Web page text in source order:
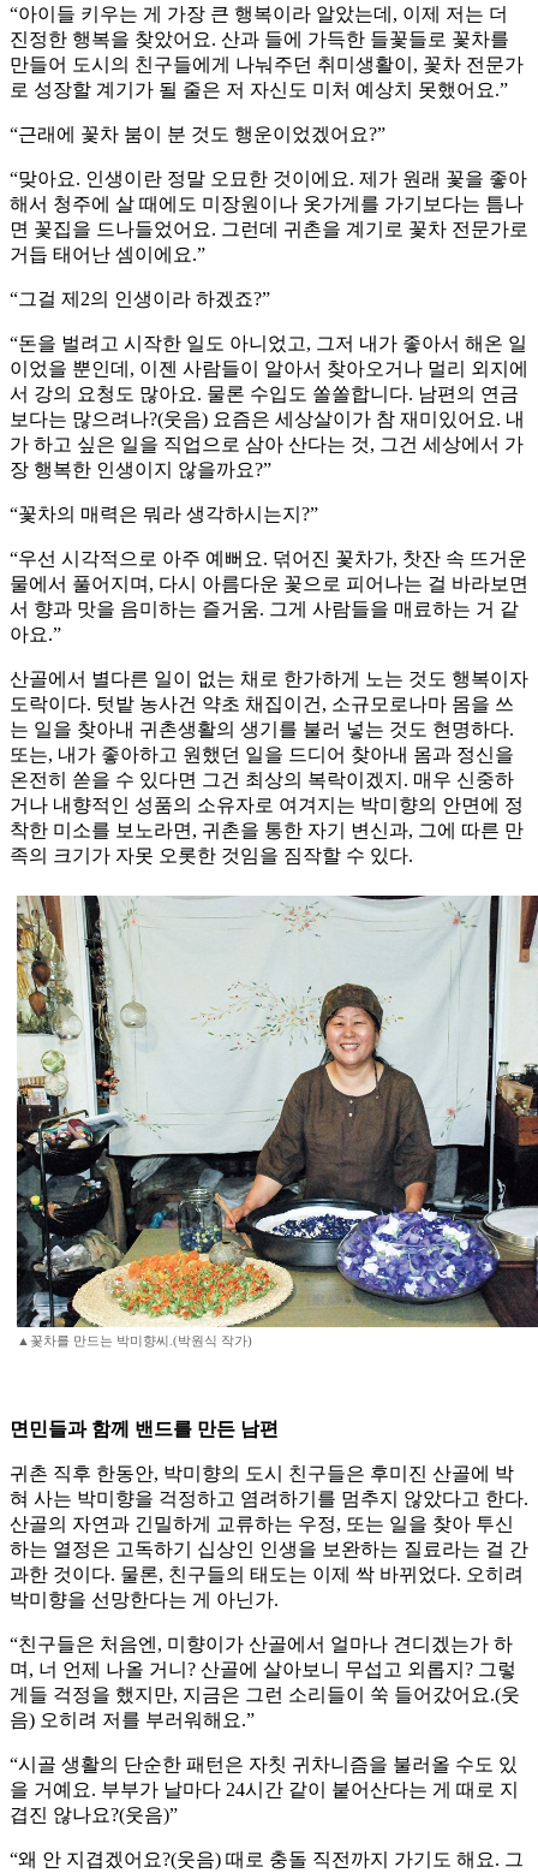
“아이들 키우는 게 가장 큰 행복이라 알았는데, 이제 저는 더
진정한 행복을 찾았어요. 산과 들에 가득한 들꽃들로 꽃차를
만들어 도시의 친구들에게 나눠주던 취미생활이, 꽃차 전문가
로 성장할 계기가 될 줄은 저 자신도 미처 예상치 못했어요.”
“근래에 꽃차 붐이 분 것도 행운이었겠어요?”
“맞아요. 인생이란 정말 오묘한 것이에요. 제가 원래 꽃을 좋아
해서 청주에 살 때에도 미장원이나 옷가게를 가기보다는 틈나
면 꽃집을 드나들었어요. 그런데 귀촌을 계기로 꽃차 전문가로
거듭 태어난 셈이에요.”
“그걸 제2의 인생이라 하겠죠?”
“돈을 벌려고 시작한 일도 아니었고, 그저 내가 좋아서 해온 일
이었을 뿐인데, 이젠 사람들이 알아서 찾아오거나 멀리 외지에
서 강의 요청도 많아요. 물론 수입도 쏠쏠합니다. 남편의 연금
보다는 많으려나?(웃음) 요즘은 세상살이가 참 재미있어요. 내
가 하고 싶은 일을 직업으로 삼아 산다는 것, 그건 세상에서 가
장 행복한 인생이지 않을까요?”
“꽃차의 매력은 뭐라 생각하시는지?”
“우선 시각적으로 아주 예뻐요. 덖어진 꽃차가, 찻잔 속 뜨거운
물에서 풀어지며, 다시 아름다운 꽃으로 피어나는 걸 바라보면
서 향과 맛을 음미하는 즐거움. 그게 사람들을 매료하는 거 같
아요.”
산골에서 별다른 일이 없는 채로 한가하게 노는 것도 행복이자
도락이다. 텃밭 농사건 약초 채집이건, 소규모로나마 몸을 쓰
는 일을 찾아내 귀촌생활의 생기를 불러 넣는 것도 현명하다.
또는, 내가 좋아하고 원했던 일을 드디어 찾아내 몸과 정신을
온전히 쏟을 수 있다면 그건 최상의 복락이겠지. 매우 신중하
거나 내향적인 성품의 소유자로 여겨지는 박미향의 안면에 정
착한 미소를 보노라면, 귀촌을 통한 자기 변신과, 그에 따른 만
족의 크기가 자못 오롯한 것임을 짐작할 수 있다.
▲꽃차를 만드는 박미향씨.(박원식 작가)
면민들과 함께 밴드를 만든 남편
귀촌 직후 한동안, 박미향의 도시 친구들은 후미진 산골에 박
혀 사는 박미향을 걱정하고 염려하기를 멈추지 않았다고 한다.
산골의 자연과 긴밀하게 교류하는 우정, 또는 일을 찾아 투신
하는 열정은 고독하기 십상인 인생을 보완하는 질료라는 걸 간
과한 것이다. 물론, 친구들의 태도는 이제 싹 바뀌었다. 오히려
박미향을 선망한다는 게 아닌가.
“친구들은 처음엔, 미향이가 산골에서 얼마나 견디겠는가 하
며, 너 언제 나올 거니? 산골에 살아보니 무섭고 외롭지? 그렇
게들 걱정을 했지만, 지금은 그런 소리들이 쑥 들어갔어요.(웃
음) 오히려 저를 부러워해요.”
“시골 생활의 단순한 패턴은 자칫 귀차니즘을 불러올 수도 있
을 거예요. 부부가 날마다 24시간 같이 붙어산다는 게 때로 지
겹진 않나요?(웃음)”
“왜 안 지겹겠어요?(웃음) 때로 충돌 직전까지 가기도 해요. 그